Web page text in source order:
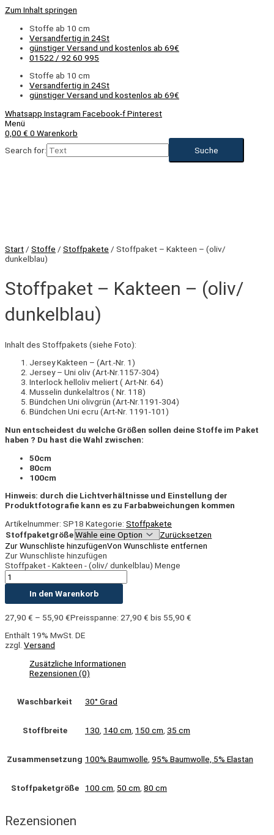
Zum Inhalt springen
Stoffe ab 10 cm
Versandfertig in 24St
günstiger Versand und kostenlos ab 69€
01522 / 92 60 995
Stoffe ab 10 cm
Versandfertig in 24St
günstiger Versand und kostenlos ab 69€
Whatsapp Instagram Facebook-fPinterest
Menü
0,00 € 0 Warenkorb
Search for:
Start / Stoffe / Stoffpakete / Stoffpaket – Kakteen – (oliv/
dunkelblau)
Stoffpaket – Kakteen – (oliv/
dunkelblau)
Inhalt des Stoffpakets (siehe Foto):
Jersey Kakteen – (Art.-Nr. 1)
Jersey – Uni oliv (Art-Nr.1157-304)
Interlock helloliv meliert ( Art-Nr. 64)
Musselin dunkelaltros ( Nr. 118)
Bündchen Uni olivgrün (Art-Nr.1191-304)
Bündchen Uni ecru (Art-Nr. 1191-101)
Nun entscheidest du welche Größen sollen deine Stoffe im Paket
haben ? Du hast die Wahl zwischen:
50cm
80cm
100cm
Hinweis: durch die Lichtverhältnisse und Einstellung der
Produktfotografie kann es zu Farbabweichungen kommen
Artikelnummer: SP18 Kategorie: Stoffpakete
Stoffpaketgröße
Zurücksetzen
Zur Wunschliste hinzufügenVon Wunschliste entfernen
Zur Wunschliste hinzufügen
Stoffpaket - Kakteen - (oliv/ dunkelblau) Menge
In den Warenkorb
27,90 € – 55,90 €Preisspanne: 27,90 € bis 55,90 €
Enthält 19% MwSt. DE
zzgl. Versand
Zusätzliche Informationen
Rezensionen (0)
Waschbarkeit 30° Grad
Stoffbreite 130, 140 cm, 150 cm, 35 cm
Zusammensetzung 100% Baumwolle, 95% Baumwolle, 5% Elastan
Stoffpaketgröße 100 cm, 50 cm, 80 cm
Rezensionen